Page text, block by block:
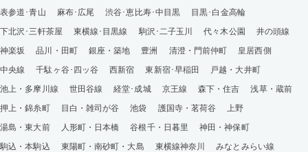
表参道･青山 麻布･広尾 渋谷･恵比寿･中目黒
目黒･白金高輪
下北沢･三軒茶屋
東横線･目黒線 駒沢･二子玉川 代々木公園
井の頭線
神楽坂
品川・田町 銀座・築地 豊洲 清澄・門前仲町
皇居西側
中央線
千駄ヶ谷･四ッ谷 西新宿 東新宿･早稲田
戸越・大井町
池上・多摩川線
世田谷線 経堂･成城 京王線 森下・住吉
浅草・蔵前
押上・錦糸町
目白・雑司が谷 池袋 護国寺・茗荷谷
上野
湯島・東大前
人形町・日本橋 谷根千・日暮里
神田・神保町
駒込・本駒込
東陽町・南砂町・大島 東横線神奈川
みなとみらい線